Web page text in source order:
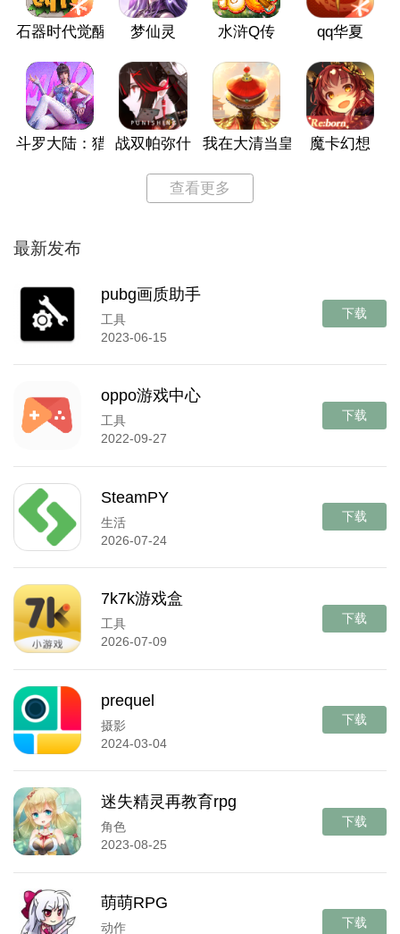
石器时代觉醒 梦仙灵 水浒Q传 qq华夏
斗罗大陆：猎魂世界战双帕弥什 我在大清当皇帝 魔卡幻想
查看更多
最新发布
pubg画质助手
工具
2023-06-15
下载
oppo游戏中心
工具
2022-09-27
下载
SteamPY
生活
2026-07-24
下载
7k7k游戏盒
工具
2026-07-09
下载
prequel
摄影
2024-03-04
下载
迷失精灵再教育rpg
角色
2023-08-25
下载
萌萌RPG
动作 下载